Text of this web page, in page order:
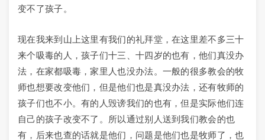
变不了孩子。
现在我来到山上这里有我们的礼拜堂，在这里差不多三十
来个吸毒的人，孩子们十三、十四岁的也有，他们真没办
法，在家都吸毒，家里人也没办法。一般的很多教会的牧
师也想要改变他们，但是他们也是真没办法，还有牧师的
孩子们也不小。有的人毁谤我们的也有，但是实际他们连
自己的孩子改变不了。所以通过别人送到我们教会的也
有，后来也查的话就是他们，问题是他们也是牧师了，也